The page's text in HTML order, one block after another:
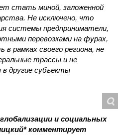
стать миной, заложенной
Не исключено, что
системы предприниматели,
перевозками на фурах,
рамках своего региона, не
трассы и не
другие субъекты
и социальных
комментирует